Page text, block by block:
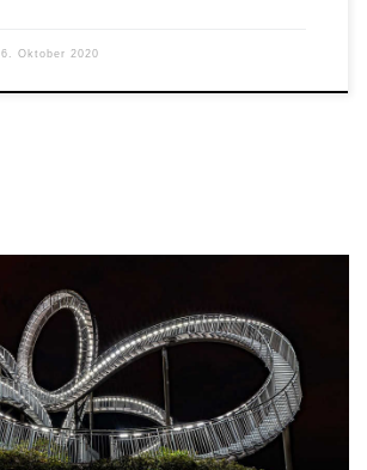
6. Oktober 2020